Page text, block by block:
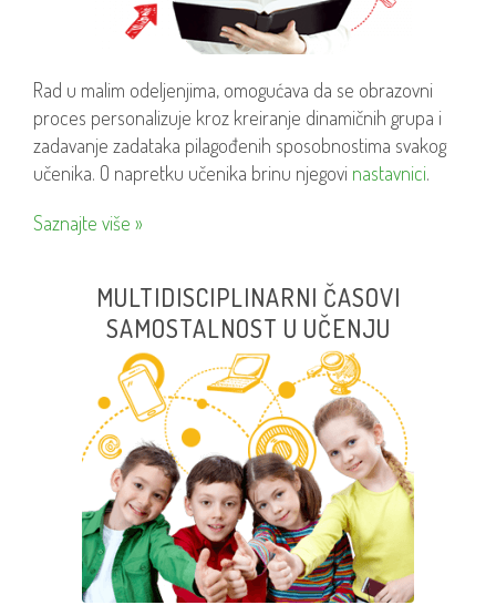
Rad u malim odeljenjima, omogućava da se obrazovni
proces personalizuje kroz kreiranje dinamičnih grupa i
zadavanje zadataka pilagođenih sposobnostima svakog
učenika. O napretku učenika brinu njegovi nastavnici.
Saznajte više »
MULTIDISCIPLINARNI ČASOVI
SAMOSTALNOST U UČENJU